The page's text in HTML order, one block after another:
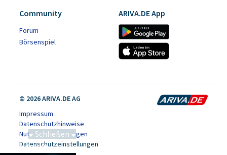
Community
Forum
Börsenspiel
ARIVA.DE App
© 2026 ARIVA.DE AG
Impressum
Datenschutzhinweise
Nutzungsbedingungen
Datenschutzeinstellungen
Schließen
Saga bei 0,53 CAD